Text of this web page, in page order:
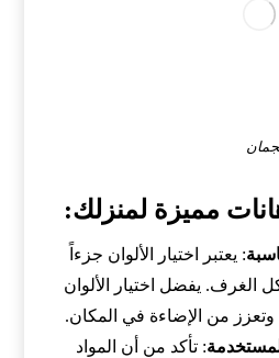
مميزة لمنزلك:
: يعتبر اختيار الألوان جزءاً
الغرف. يفضل اختيار الألوان
من الإضاءة في المكان.
: تأكد من أن المواد